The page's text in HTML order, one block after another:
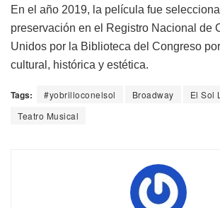
En el año 2019, la película fue
preservación en el Registro Nacional de
Unidos por la Biblioteca del Congreso
cultural, histórica y estética.
Tags: #yobrilloconelsol Broadway
El Sol
Teatro Musical